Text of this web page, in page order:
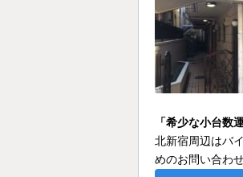
「希少な小台数
北新宿周辺はバ
めのお問い合わ